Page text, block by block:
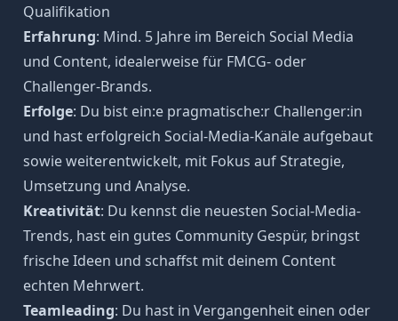
Qualifikation
Erfahrung: Mind. 5 Jahre im Bereich Social Media
und Content, idealerweise für FMCG- oder
Challenger-Brands.
Erfolge: Du bist ein:e pragmatische:r Challenger:in
und hast erfolgreich Social-Media-Kanäle aufgebaut
sowie weiterentwickelt, mit Fokus auf Strategie,
Umsetzung und Analyse.
Kreativität: Du kennst die neuesten Social-Media-
Trends, hast ein gutes Community Gespür, bringst
frische Ideen und schaffst mit deinem Content
echten Mehrwert.
Teamleading: Du hast in Vergangenheit einen oder